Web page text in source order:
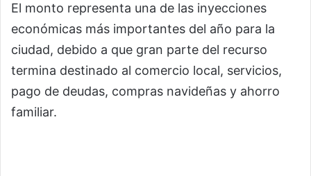
El monto representa una de las inyecciones
económicas más importantes del año para la
ciudad, debido a que gran parte del recurso
termina destinado al comercio local, servicios,
pago de deudas, compras navideñas y ahorro
familiar.